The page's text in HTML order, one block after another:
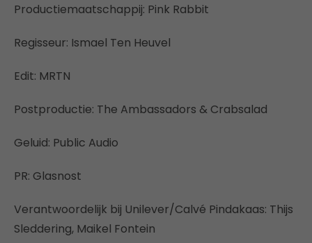
Productiemaatschappij: Pink Rabbit
Regisseur: Ismael Ten Heuvel
Edit: MRTN
Postproductie: The Ambassadors & Crabsalad
Geluid: Public Audio
PR: Glasnost
Verantwoordelijk bij Unilever/Calvé Pindakaas: Thijs
Sleddering, Maikel Fontein